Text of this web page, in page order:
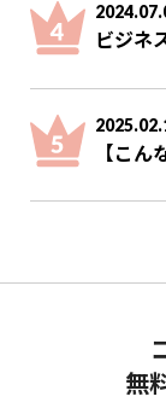
ビジネ
【こ
無